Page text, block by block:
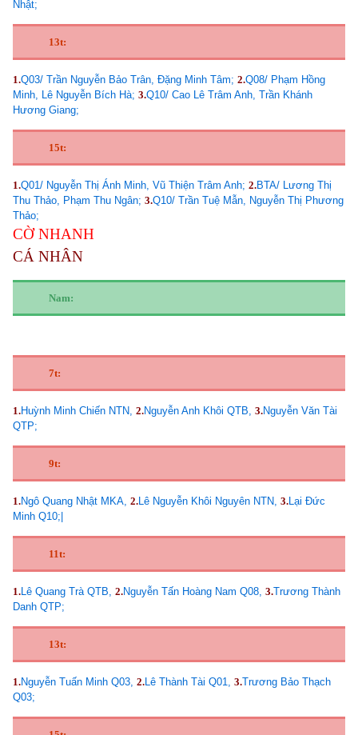
Nhật;
13t:
1.Q03/ Trần Nguyễn Bảo Trân, Đặng Minh Tâm; 2.Q08/ Phạm Hồng
Minh, Lê Nguyễn Bích Hà; 3.Q10/ Cao Lê Trâm Anh, Trần Khánh
Hương Giang;
15t:
1.Q01/ Nguyễn Thị Ánh Minh, Vũ Thiện Trâm Anh; 2.BTA/ Lương Thị
Thu Thảo, Phạm Thu Ngân; 3.Q10/ Trần Tuệ Mẫn, Nguyễn Thị Phương
Thảo;
CỜ NHANH
CÁ NHÂN
Nam:
7t:
1.Huỳnh Minh Chiến NTN, 2.Nguyễn Anh Khôi QTB, 3.Nguyễn Văn Tài
QTP;
9t:
1.Ngô Quang Nhật MKA, 2.Lê Nguyễn Khôi Nguyên NTN, 3.Lại Đức
Minh Q10;|
11t:
1.Lê Quang Trà QTB, 2.Nguyễn Tấn Hoàng Nam Q08, 3.Trương Thành
Danh QTP;
13t:
1.Nguyễn Tuấn Minh Q03, 2.Lê Thành Tài Q01, 3.Trương Bảo Thạch
Q03;